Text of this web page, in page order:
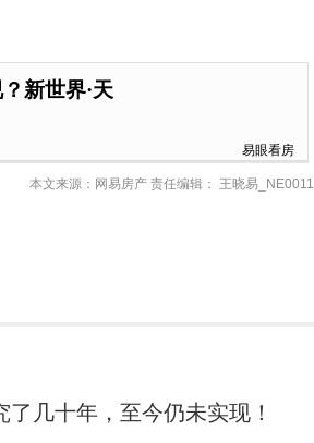
新世界·天
易眼看房
本文来源：网易房产 责任编辑： 王晓易_NE0011
几十年，至今仍未实现！